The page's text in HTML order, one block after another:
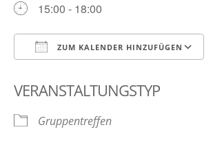
15:00 - 18:00
ZUM KALENDER HINZUFÜGEN
VERANSTALTUNGSTYP
Gruppentreffen